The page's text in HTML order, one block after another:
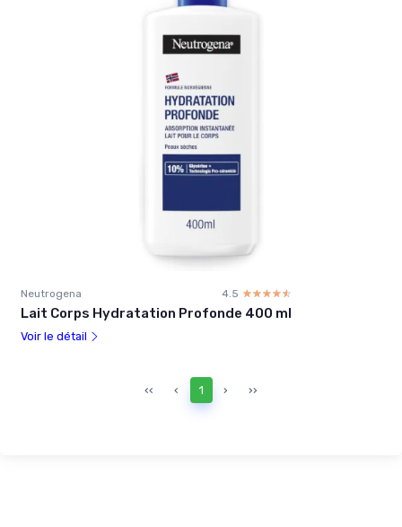
Neutrogena 4.5 ☆☆☆☆☆
★★★★★
Lait Corps Hydratation Profonde 400 ml
Voir le détail
‹‹ ‹ 1 › ››